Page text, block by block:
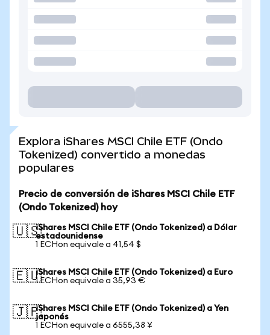
Explora iShares MSCI Chile ETF (Ondo
Tokenized) convertido a monedas
populares
Precio de conversión de iShares MSCI Chile ETF
(Ondo Tokenized) hoy
🇺🇸iShares MSCI Chile ETF (Ondo Tokenized) a Dólar
estadounidense
1 ECHon equivale a 41,54 $
🇪🇺iShares MSCI Chile ETF (Ondo Tokenized) a Euro
1 ECHon equivale a 35,93 €
🇯🇵iShares MSCI Chile ETF (Ondo Tokenized) a Yen
japonés
1 ECHon equivale a 6555,38 ¥